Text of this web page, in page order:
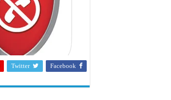
Facebook
Twitter